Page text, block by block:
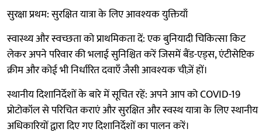
सुरक्षा प्रथम: सुरक्षित यात्रा के लिए आवश्यक युक्तियाँ
स्वास्थ्य और स्वच्छता को प्राथमिकता दें: एक बुनियादी चिकित्सा किट
लेकर अपने परिवार की भलाई सुनिश्चित करें जिसमें बैंड-एड्स, एंटीसेप्टिक
क्रीम और कोई भी निर्धारित दवाएँ जैसी आवश्यक चीज़ें हों।
स्थानीय दिशानिर्देशों के बारे में सूचित रहें: अपने आप को COVID-19
प्रोटोकॉल से परिचित कराएं और सुरक्षित और स्वस्थ यात्रा के लिए स्थानीय
अधिकारियों द्वारा दिए गए दिशानिर्देशों का पालन करें।